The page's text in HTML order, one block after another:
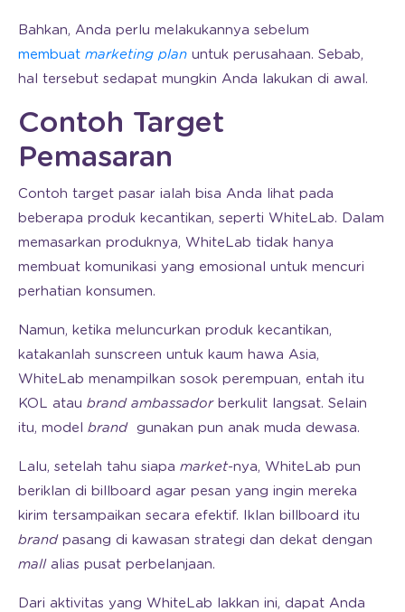
Bahkan, Anda perlu melakukannya sebelum
membuat marketing plan untuk perusahaan. Sebab,
hal tersebut sedapat mungkin Anda lakukan di awal.
Contoh Target
Pemasaran
Contoh target pasar ialah bisa Anda lihat pada
beberapa produk kecantikan, seperti WhiteLab. Dalam
memasarkan produknya, WhiteLab tidak hanya
membuat komunikasi yang emosional untuk mencuri
perhatian konsumen.
Namun, ketika meluncurkan produk kecantikan,
katakanlah sunscreen untuk kaum hawa Asia,
WhiteLab menampilkan sosok perempuan, entah itu
KOL atau brand ambassadorberkulit langsat. Selain
itu, model brand gunakan pun anak muda dewasa.
Lalu, setelah tahu siapa market-nya, WhiteLab pun
beriklan di billboard agar pesan yang ingin mereka
kirim tersampaikan secara efektif. Iklan billboard itu
brand pasang di kawasan strategi dan dekat dengan
mall alias pusat perbelanjaan.
Dari aktivitas yang WhiteLab lakkan ini, dapat Anda